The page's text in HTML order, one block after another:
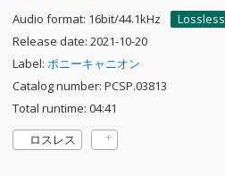
Audio format: 16bit/44.1kHz
Lossless
Release date: 2021-10-20
Label: ポニーキャニオン
Catalog number: PCSP.03813
Total runtime: 04:41
ロスレス